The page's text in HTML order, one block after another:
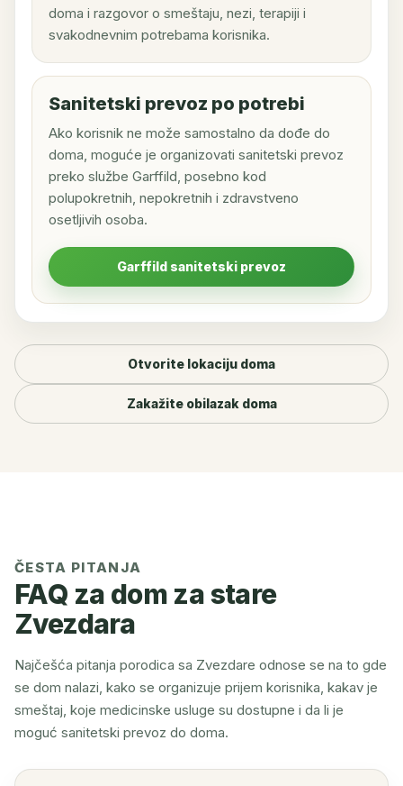
doma i razgovor o smeštaju, nezi, terapiji i
svakodnevnim potrebama korisnika.
Sanitetski prevoz po potrebi
Ako korisnik ne može samostalno da dođe do
doma, moguće je organizovati sanitetski prevoz
preko službe Garffild, posebno kod
polupokretnih, nepokretnih i zdravstveno
osetljivih osoba.
Garffild sanitetski prevoz
Otvorite lokaciju doma
Zakažite obilazak doma
ČESTA PITANJA
FAQ za dom za stare
Zvezdara
Najčešća pitanja porodica sa Zvezdare odnose se na to gde
se dom nalazi, kako se organizuje prijem korisnika, kakav je
smeštaj, koje medicinske usluge su dostupne i da li je
moguć sanitetski prevoz do doma.